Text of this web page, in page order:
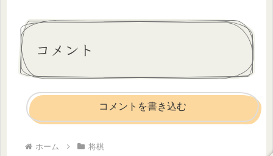
コメント
コメントを書き込む
ホーム 将棋